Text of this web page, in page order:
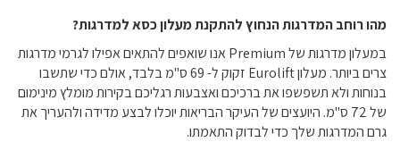
מהו רוחב המדרגות הנחוץ להתקנת מעלון כסא למדרגות?
במעלון מדרגות של Premium אנו שואפים להתאים אפילו לגרמי מדרגות
צרים ביותר. מעלון Eurolift זקוק ל- 69 ס"מ בלבד, אולם כדי שתשבו
בנוחות ולא תשפשפו את ברכיכם ואצבעות רגליכם בקירות מומלץ מינימום
של 72 ס"מ. היועצים של העיקר הבריאות יוכלו לבצע מדידה ולהעריך את
גרם המדרגות שלך כדי לבדוק התאמתו.